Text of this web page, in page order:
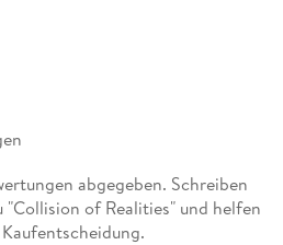
abgegeben. Schreiben
"Collision of Realities" und helfen